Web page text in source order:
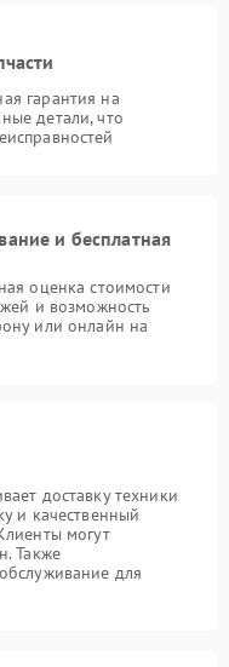
гарантия на
детали, что
и бесплатная
оценка стоимости
и возможность
или онлайн на
доставку техники
и качественный
могут
Также
для